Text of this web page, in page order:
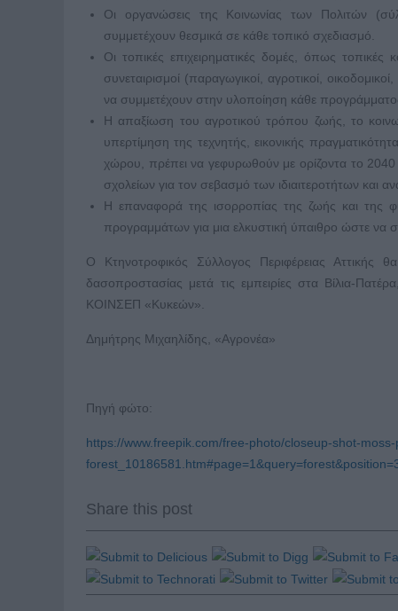
Οι οργανώσεις της Κοινωνίας των Πολιτών
συμμετέχουν θεσμικά σε κάθε τοπικό σχεδιασμό.
Οι τοπικές επιχειρηματικές δομές, όπως τοπικές
συνεταιρισμοί (παραγωγικοί, αγροτικοί,
να συμμετέχουν στην υλοποίηση κάθε
Η απαξίωση του αγροτικού τρόπου ζωής, το
υπερτίμηση της τεχνητής, εικονικής
χώρου, πρέπει να γεφυρωθούν με ορίζοντα το
σχολείων για τον σεβασμό των ιδιαιτεροτήτων και
Η επαναφορά της ισορροπίας της ζωής και της
προγραμμάτων για μια ελκυστική ύπαιθρο ώστε να
Ο Κτηνοτροφικός Σύλλογος Περιφέρειας Αττικής
δασοπροστασίας μετά τις εμπειρίες στα Βίλια-
ΚΟΙΝΣΕΠ «Κυκεών».
Δημήτρης Μιχαηλίδης, «Αγρονέα»
Πηγή φώτο:
https://www.freepik.com/free-photo/closeup-shot-
Share this post